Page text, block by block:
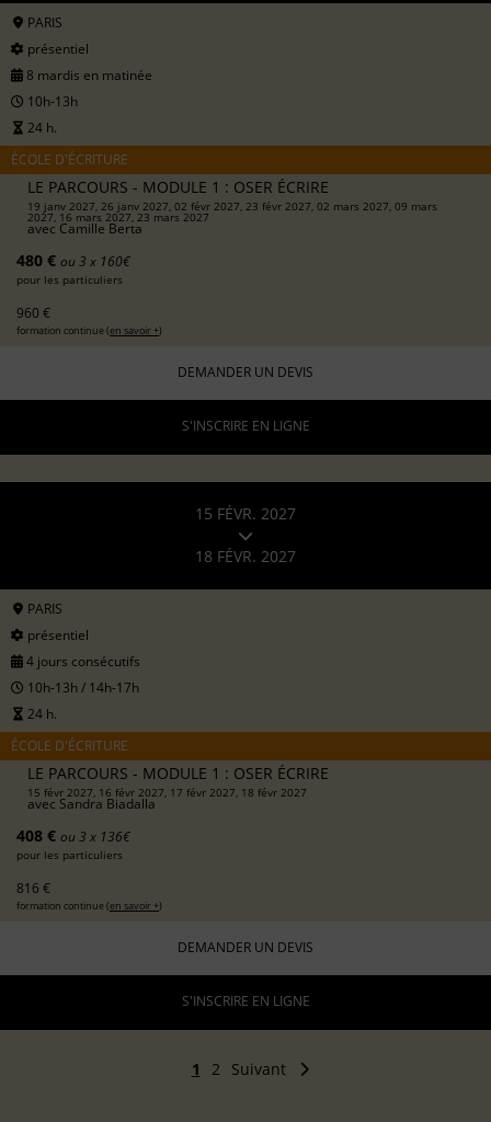
PARIS
présentiel
8 mardis en matinée
10h-13h
24 h.
ÉCOLE D'ÉCRITURE
LE PARCOURS - MODULE 1 : OSER ÉCRIRE
19 janv 2027, 26 janv 2027, 02 févr 2027, 23 févr 2027, 02 mars 2027, 09 mars
2027, 16 mars 2027, 23 mars 2027
avec Camille Berta
480 € ou 3 x 160€
pour les particuliers
960 €
formation continue (en savoir +)
DEMANDER UN DEVIS
S'INSCRIRE EN LIGNE
15 FÉVR. 2027
18 FÉVR. 2027
PARIS
présentiel
4 jours consécutifs
10h-13h / 14h-17h
24 h.
ÉCOLE D'ÉCRITURE
LE PARCOURS - MODULE 1 : OSER ÉCRIRE
15 févr 2027, 16 févr 2027, 17 févr 2027, 18 févr 2027
avec Sandra Biadalla
408 € ou 3 x 136€
pour les particuliers
816 €
formation continue (en savoir +)
DEMANDER UN DEVIS
S'INSCRIRE EN LIGNE
1 2 Suivant